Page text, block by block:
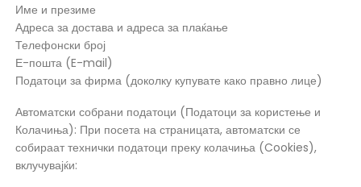
Име и презиме
Адреса за достава и адреса за плаќање
Телефонски број
Е-пошта (E-mail)
Податоци за фирма (доколку купувате како правно лице)
Автоматски собрани податоци (Податоци за користење и
Колачиња): При посета на страницата, автоматски се
собираат технички податоци преку колачиња (Cookies),
вклучувајќи: